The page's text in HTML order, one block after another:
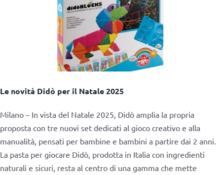
Le novità Didò per il Natale 2025
Milano – In vista del Natale 2025, Didò amplia la propria
proposta con tre nuovi set dedicati al gioco creativo e alla
manualità, pensati per bambine e bambini a partire dai 2 anni.
La pasta per giocare Didò, prodotta in Italia con ingredienti
naturali e sicuri, resta al centro di una gamma che mette